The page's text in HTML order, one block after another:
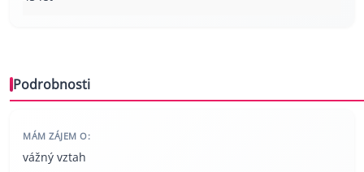
Podrobnosti
MÁM ZÁJEM O:
vážný vztah